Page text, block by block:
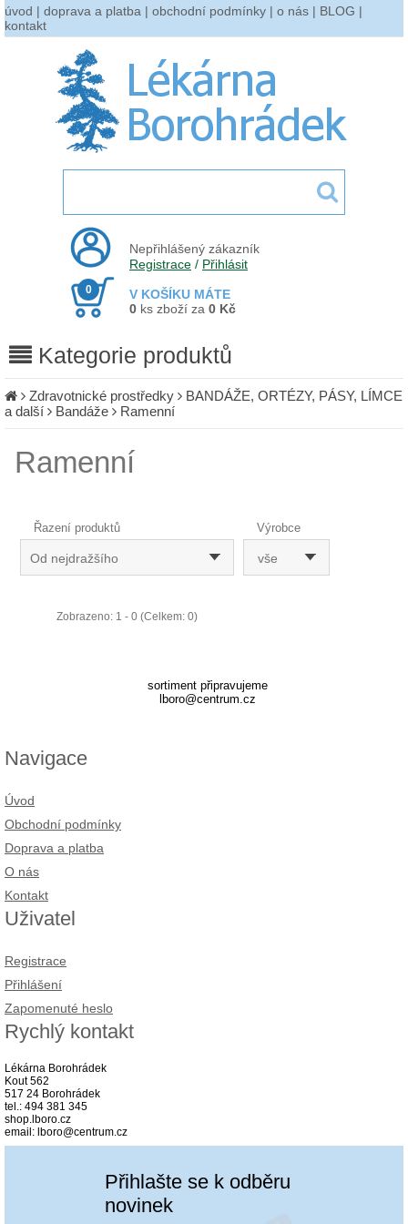
úvod | doprava a platba | obchodní podmínky | o nás | BLOG |
kontakt
Nepřihlášený zákazník
Registrace / Přihlásit
V KOŠÍKU MÁTE
0
0 ks zboží za 0 Kč
Kategorie produktů
Zdravotnické prostředky
BANDÁŽE, ORTÉZY, PÁSY, LÍMCE
a další
Bandáže Ramenní
Ramenní
Řazení produktů
Od nejdražšího
Výrobce
vše
Zobrazeno: 1 - 0 (Celkem: 0)
sortiment připravujeme
lboro@centrum.cz
Navigace
Úvod
Obchodní podmínky
Doprava a platba
O nás
Kontakt
Uživatel
Registrace
Přihlášení
Zapomenuté heslo
Rychlý kontakt
Lékárna Borohrádek
Kout 562
517 24 Borohrádek
tel.: 494 381 345
shop.lboro.cz
email: lboro@centrum.cz
Přihlašte se k odběru
novinek